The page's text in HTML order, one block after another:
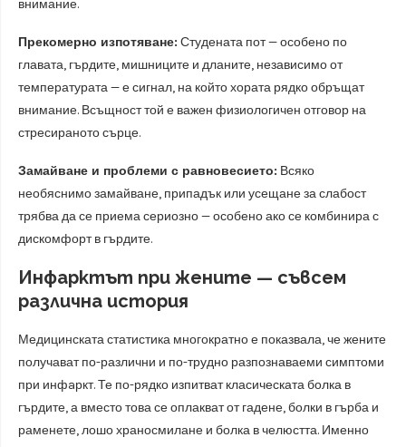
внимание.
Прекомерно изпотяване: Студената пот — особено по
главата, гърдите, мишниците и дланите, независимо от
температурата — е сигнал, на който хората рядко обръщат
внимание. Всъщност той е важен физиологичен отговор на
стресираното сърце.
Замайване и проблеми с равновесието: Всяко
необяснимо замайване, припадък или усещане за слабост
трябва да се приема сериозно — особено ако се комбинира с
дискомфорт в гърдите.
Инфарктът при жените — съвсем
различна история
Медицинската статистика многократно е показвала, че жените
получават по-различни и по-трудно разпознаваеми симптоми
при инфaркт. Те по-рядко изпитват класическата болка в
гърдите, а вместо това се оплакват от гадене, болки в гърба и
раменете, лошо храносмилане и болка в челюстта. Именно